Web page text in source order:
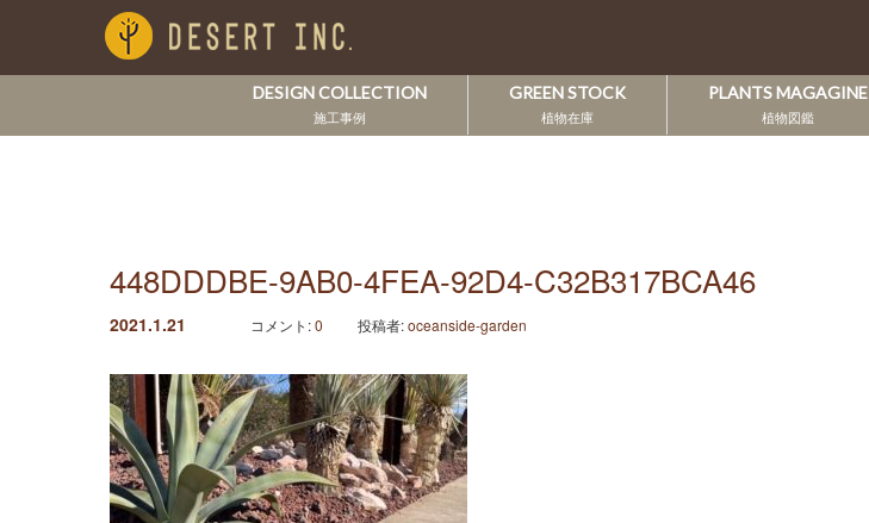
DESIGN COLLECTION
施工事例
GREEN STOCK
植物在庫
PLANTS MAGAGINE
植物図鑑
448DDDBE-9AB0-4FEA-92D4-C32B317BCA46
2021.1.21 コメント:0 投稿者:oceanside-garden